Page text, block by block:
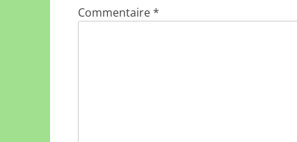
Commentaire*